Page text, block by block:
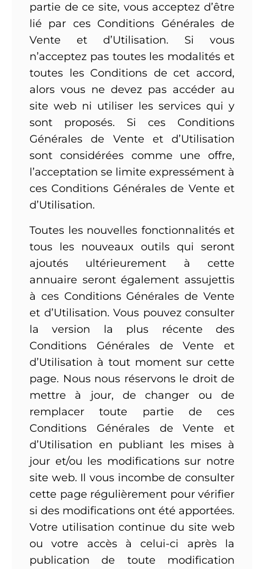
partie de ce site, vous acceptez d’être
lié par ces Conditions Générales de
Vente et d’Utilisation. Si vous
n’acceptez pas toutes les modalités et
toutes les Conditions de cet accord,
alors vous ne devez pas accéder au
site web ni utiliser les services qui y
sont proposés. Si ces Conditions
Générales de Vente et d’Utilisation
sont considérées comme une offre,
l’acceptation se limite expressément à
ces Conditions Générales de Vente et
d’Utilisation.
Toutes les nouvelles fonctionnalités et
tous les nouveaux outils qui seront
ajoutés ultérieurement à cette
annuaire seront également assujettis
à ces Conditions Générales de Vente
et d’Utilisation. Vous pouvez consulter
la version la plus récente des
Conditions Générales de Vente et
d’Utilisation à tout moment sur cette
page. Nous nous réservons le droit de
mettre à jour, de changer ou de
remplacer toute partie de ces
Conditions Générales de Vente et
d’Utilisation en publiant les mises à
jour et/ou les modifications sur notre
site web. Il vous incombe de consulter
cette page régulièrement pour vérifier
si des modifications ont été apportées.
Votre utilisation continue du site web
ou votre accès à celui-ci après la
publication de toute modification